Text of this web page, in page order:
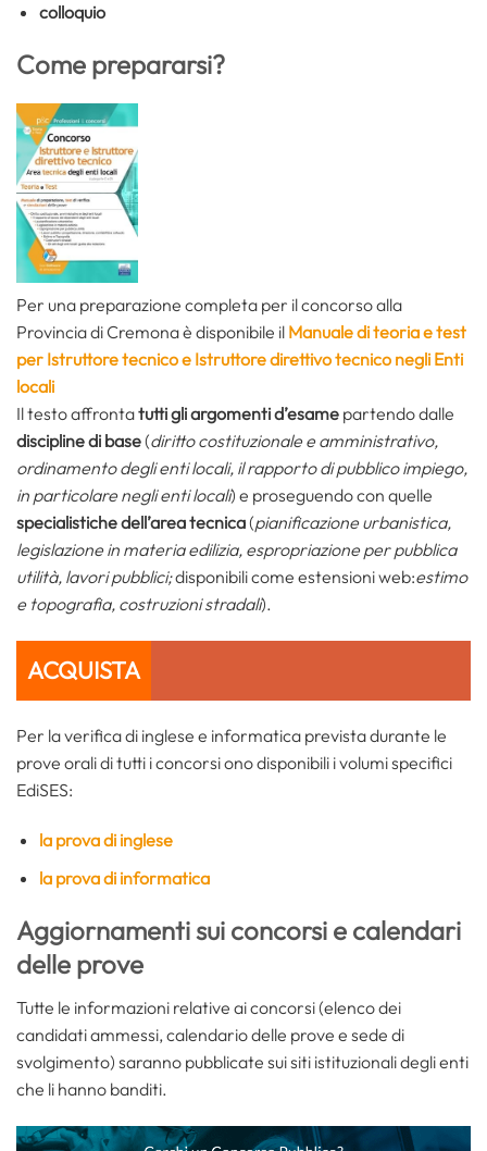
colloquio
Come prepararsi?
Per una preparazione completa per il concorso alla
Provincia di Cremona è disponibile il Manuale di teoria e test
per Istruttore tecnico e Istruttore direttivo tecnico negli Enti
locali
Il testo affrontatutti gli argomenti d’esame partendo dalle
discipline di base(diritto costituzionale e amministrativo,
ordinamento degli enti locali, il rapporto di pubblico impiego,
in particolare negli enti locali) e proseguendo con quelle
specialistiche dell’area tecnica(pianificazione urbanistica,
legislazione in materia edilizia, espropriazione per pubblica
utilità, lavori pubblici;disponibili come estensioni web:estimo
e topografia, costruzioni stradali).
ACQUISTA
Per la verifica di inglese e informatica prevista durante le
prove orali di tutti i concorsi ono disponibili i volumi specifici
EdiSES:
la prova di inglese
la prova di informatica
Aggiornamenti sui concorsi e calendari
delle prove
Tutte le informazioni relative ai concorsi (elenco dei
candidati ammessi, calendario delle prove e sede di
svolgimento) saranno pubblicate sui siti istituzionali degli enti
che li hanno banditi.